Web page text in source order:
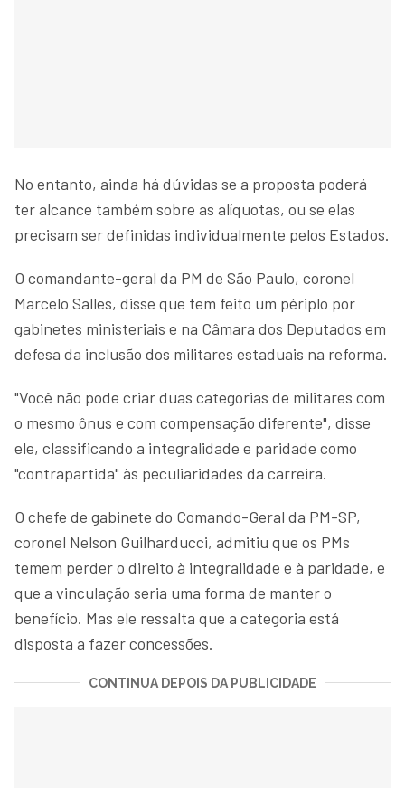
No entanto, ainda há dúvidas se a proposta poderá
ter alcance também sobre as alíquotas, ou se elas
precisam ser definidas individualmente pelos Estados.
O comandante-geral da PM de São Paulo, coronel
Marcelo Salles, disse que tem feito um périplo por
gabinetes ministeriais e na Câmara dos Deputados em
defesa da inclusão dos militares estaduais na reforma.
"Você não pode criar duas categorias de militares com
o mesmo ônus e com compensação diferente", disse
ele, classificando a integralidade e paridade como
"contrapartida" às peculiaridades da carreira.
O chefe de gabinete do Comando-Geral da PM-SP,
coronel Nelson Guilharducci, admitiu que os PMs
temem perder o direito à integralidade e à paridade, e
que a vinculação seria uma forma de manter o
benefício. Mas ele ressalta que a categoria está
disposta a fazer concessões.
CONTINUA DEPOIS DA PUBLICIDADE